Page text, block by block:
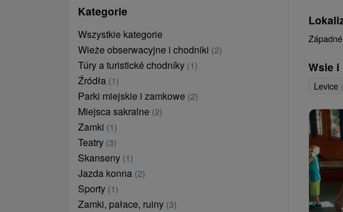
Kategorie
Wszystkie kategorie
Wieże obserwacyjne i chodniki (2)
Túry a turistické chodníky (1)
Źródła (1)
Parki miejskie i zamkowe (2)
Miejsca sakralne (2)
Zamki (1)
Teatry (3)
Skanseny (1)
Jazda konna (2)
Sporty (1)
Zamki, pałace, ruiny (3)
Wsie i
Levice